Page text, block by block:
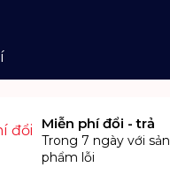
Miễn phí đổi - trả
Trong 7 ngày với sản
phẩm lỗi